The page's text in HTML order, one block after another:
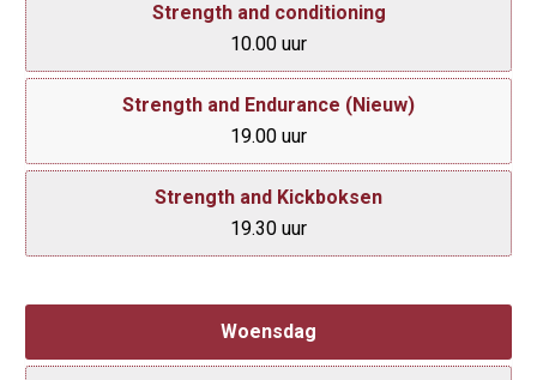
Strength and conditioning
10.00 uur
Strength and Endurance (Nieuw)
19.00 uur
Strength and Kickboksen
19.30 uur
Woensdag